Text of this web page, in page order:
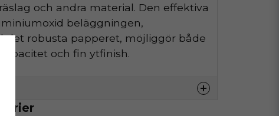
och andra material. Den effektiva
beläggningen,
det robusta papperet, möjliggör både
och fin ytfinish.